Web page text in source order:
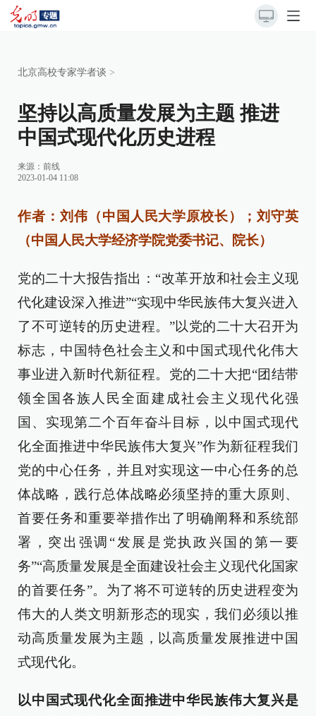
北京高校专家学者谈 >
坚持以高质量发展为主题 推进
中国式现代化历史进程
来源： 前线
2023-01-04 11:08
作者：刘伟（中国人民大学原校长）；刘守英
（中国人民大学经济学院党委书记、院长）
党的二十大报告指出：“改革开放和社会主义现
代化建设深入推进”“实现中华民族伟大复兴进入
了不可逆转的历史进程。”以党的二十大召开为
标志，中国特色社会主义和中国式现代化伟大
事业进入新时代新征程。党的二十大把“团结带
领全国各族人民全面建成社会主义现代化强
国、实现第二个百年奋斗目标，以中国式现代
化全面推进中华民族伟大复兴”作为新征程我们
党的中心任务，并且对实现这一中心任务的总
体战略，践行总体战略必须坚持的重大原则、
首要任务和重要举措作出了明确阐释和系统部
署，突出强调“发展是党执政兴国的第一要
务”“高质量发展是全面建设社会主义现代化国家
的首要任务”。为了将不可逆转的历史进程变为
伟大的人类文明新形态的现实，我们必须以推
动高质量发展为主题，以高质量发展推进中国
式现代化。
以中国式现代化全面推进中华民族伟大复兴是